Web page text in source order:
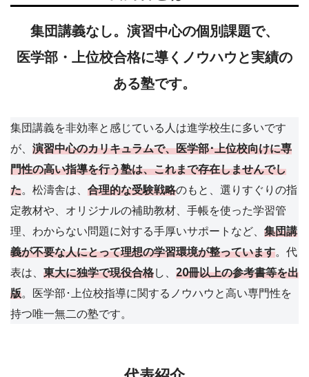
集団講義なし。演習中心の個別課題で、
医学部・上位校合格に導くノウハウと実績の
ある塾です。
集団講義を非効率と感じている人は進学校生に多いです
が、 演習中心のカリキュラムで、医学部･上位校向けに専
門性の高い指導を行う塾は、これまで存在しませんでし
た 。松濤舎は、 合理的な受験戦略のもと、選りすぐりの指
定教材や、オリジナルの補助教材、手帳を使った学習管
理、わからない問題に対する手厚いサポートなど、 集団講
義が不要な人にとって理想の学習環境が整っています 。代
表は、 東大に独学で現役合格し、 20冊以上の参考書等を出
版 。医学部･上位校指導に関するノウハウと高い専門性を
持つ唯一無二の塾です。